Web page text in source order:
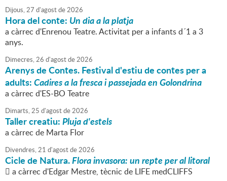
Dijous,27 d'agostde2026
Hora del conte: Un dia a la platja
a càrrec d'Enrenou Teatre. Activitat per a infants d´1 a 3
anys.
Dimecres,26 d'agostde2026
Arenys de Contes. Festival d'estiu de contes per a
adults:Cadires a la fresca i passejada en Golondrina
a càrrec d'ES-BO Teatre
Dimarts,25 d'agostde2026
Taller creatiu:Pluja d'estels
a càrrec de Marta Flor
Divendres,21 d'agostde2026
Cicle de Natura.Flora invasora: un repte per al litoral
 a càrrec d'Edgar Mestre, tècnic de LIFE medCLIFFS